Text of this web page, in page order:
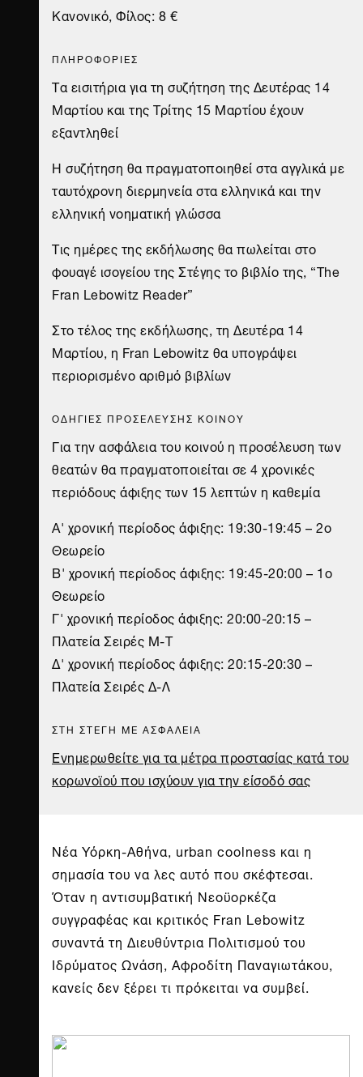
Κανονικό, Φίλος: 8 €
ΠΛΗΡΟΦΟΡΙΕΣ
Τα εισιτήρια για τη συζήτηση της Δευτέρας 14
Μαρτίου και της Τρίτης 15 Μαρτίου έχουν
εξαντληθεί
Η συζήτηση θα πραγματοποιηθεί στα αγγλικά με
ταυτόχρονη διερμηνεία στα ελληνικά και την
ελληνική νοηματική γλώσσα
Τις ημέρες της εκδήλωσης θα πωλείται στο
φουαγέ ισογείου της Στέγης το βιβλίο της, “The
Fran Lebowitz Reader”
Στο τέλος της εκδήλωσης, τη Δευτέρα 14
Μαρτίου, η Fran Lebowitz θα υπογράψει
περιορισμένο αριθμό βιβλίων
ΟΔΗΓΙΕΣ ΠΡΟΣΕΛΕΥΣΗΣ ΚΟΙΝΟΥ
Για την ασφάλεια του κοινού η προσέλευση των
θεατών θα πραγματοποιείται σε 4 χρονικές
περιόδους άφιξης των 15 λεπτών η καθεμία
A' χρονική περίοδος άφιξης: 19:30-19:45 – 2ο
Θεωρείο
B' χρονική περίοδος άφιξης: 19:45-20:00 – 1ο
Θεωρείο
Γ' χρονική περίοδος άφιξης: 20:00-20:15 –
Πλατεία Σειρές Μ-Τ
Δ' χρονική περίοδος άφιξης: 20:15-20:30 –
Πλατεία Σειρές Δ-Λ
ΣΤΗ ΣΤΕΓΗ ΜΕ ΑΣΦΑΛΕΙΑ
Eνημερωθείτε για τα μέτρα προστασίας κατά του
κορωνοϊού που ισχύουν για την είσοδό σας
Νέα Υόρκη-Αθήνα, urban coolness και η
σημασία του να λες αυτό που σκέφτεσαι.
Όταν η αντισυμβατική Νεοϋορκέζα
συγγραφέας και κριτικός Fran Lebowitz
συναντά τη Διευθύντρια Πολιτισμού του
Ιδρύματος Ωνάση, Αφροδίτη Παναγιωτάκου,
κανείς δεν ξέρει τι πρόκειται να συμβεί.